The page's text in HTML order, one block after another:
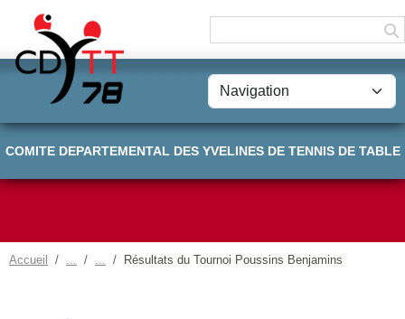
COMITE DEPARTEMENTAL DES YVELINES DE TENNIS DE TABLE
Accueil Résultats du Tournoi Poussins Benjamins
Panneau de gestion des cookies